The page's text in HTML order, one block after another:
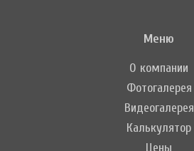
Меню
О компании
Фотогалерея
Видеогалерея
Калькулятор